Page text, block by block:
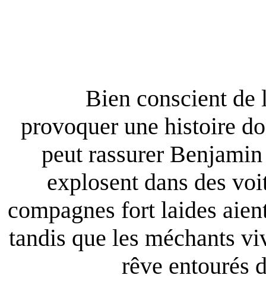
Bien conscient de
provoquer une histoire
peut rassurer
explosent dans des
compagnes fort laides
tandis que les méchants
rêve entourés